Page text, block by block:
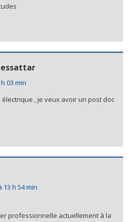
03 min
, je veux avoir un post doc
13 h 54 min
professionnelle actuellement à la